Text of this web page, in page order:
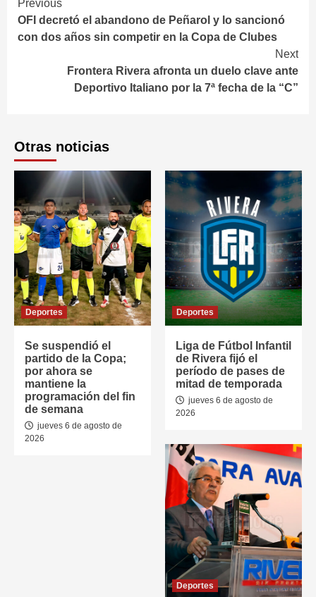
Continue
Reading
Previous
OFI decretó el abandono de Peñarol y lo sancionó
con dos años sin competir en la Copa de Clubes
Next
Frontera Rivera afronta un duelo clave ante
Deportivo Italiano por la 7ª fecha de la “C”
Otras noticias
Deportes
Se suspendió el
partido de la Copa;
por ahora se
mantiene la
programación del fin
de semana
jueves 6 de agosto de
2026
Deportes
Liga de Fútbol Infantil
de Rivera fijó el
período de pases de
mitad de temporada
jueves 6 de agosto de
2026
Deportes